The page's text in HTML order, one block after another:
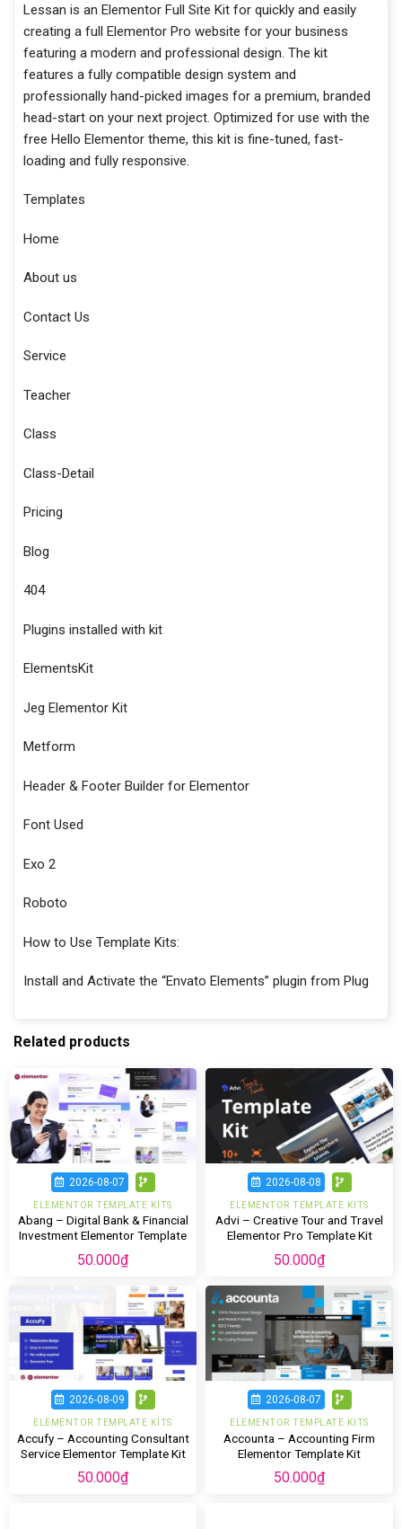
Lessan is an Elementor Full Site Kit for quickly and easily
creating a full Elementor Pro website for your business
featuring a modern and professional design. The kit
features a fully compatible design system and
professionally hand-picked images for a premium, branded
head-start on your next project. Optimized for use with the
free Hello Elementor theme, this kit is fine-tuned, fast-
loading and fully responsive.
Templates
Home
About us
Contact Us
Service
Teacher
Class
Class-Detail
Pricing
Blog
404
Plugins installed with kit
ElementsKit
Jeg Elementor Kit
Metform
Header & Footer Builder for Elementor
Font Used
Exo 2
Roboto
How to Use Template Kits:
Install and Activate the “Envato Elements” plugin from Plug
Related products
2026-08-07
ELEMENTOR TEMPLATE KITS
Abang – Digital Bank & Financial
Investment Elementor Template
Kit
50.000₫
2026-08-08
ELEMENTOR TEMPLATE KITS
Advi – Creative Tour and Travel
Elementor Pro Template Kit
50.000₫
2026-08-09
ELEMENTOR TEMPLATE KITS
Accufy – Accounting Consultant
Service Elementor Template Kit
50.000₫
2026-08-07
ELEMENTOR TEMPLATE KITS
Accounta – Accounting Firm
Elementor Template Kit
50.000₫